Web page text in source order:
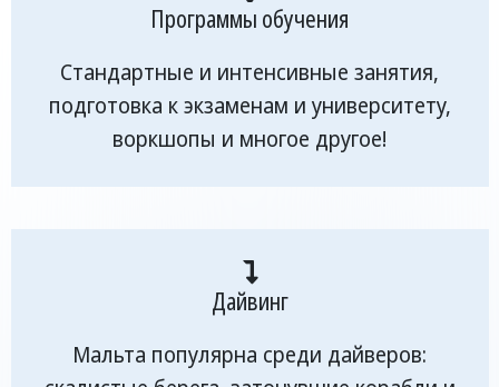
Программы обучения
Стандартные и интенсивные занятия,
подготовка к экзаменам и университету,
воркшопы и многое другое!
Дайвинг
Мальта популярна среди дайверов: